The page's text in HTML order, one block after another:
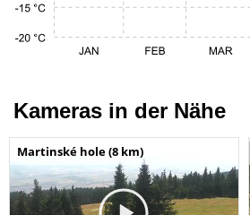
Kameras in der Nähe
Martinské hole (8 km)